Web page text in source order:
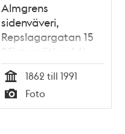
Almgrens
sidenväveri,
Repslagargatan 15
(Västergötland 6)
Tid
1862 till 1991
Typ
Foto